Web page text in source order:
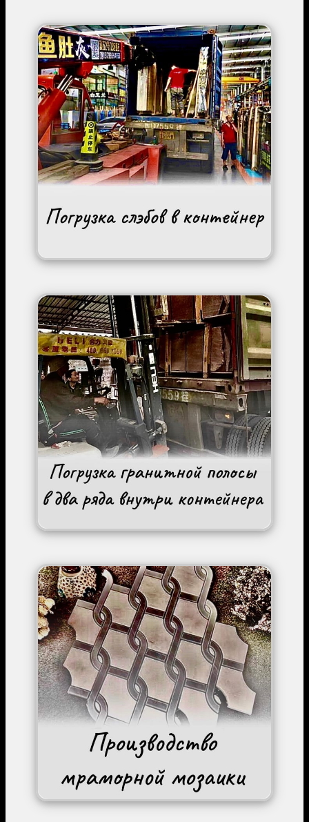
Image
Image
Image